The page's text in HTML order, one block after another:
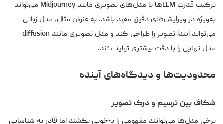
ترکیب قدرت LLMها با مدل‌های تصویری مانند Midjourney می‌تواند
به‌ویژه در ویرایش‌های دقیق مفید باشد. به عنوان مثال، مدل زبانی
می‌تواند ابتدا تصویر را طراحی کند و مدل تصویری مانند diffusion
مدل نهایی را با دقت بیشتری تولید کند.
محدودیت‌ها و دیدگاه‌های آینده
شکاف بین ترسیم و درک تصویر
برخی مدل‌ها می‌توانند مفهومی را به‌خوبی بکشند اما قادر به شناسایی